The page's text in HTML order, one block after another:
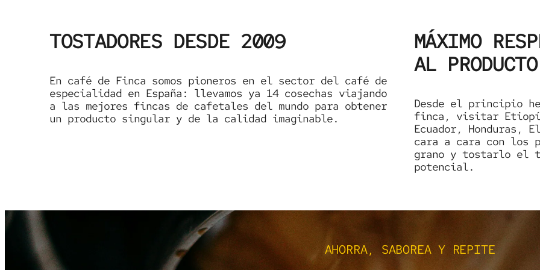
TOSTADORES DESDE 2009
En café de Finca somos pioneros en el sector del café de
especialidad en España: llevamos ya 14 cosechas viajando
a las mejores fincas de cafetales del mundo para obtener
un producto singular y de la calidad imaginable.
MÁXIMO
AL PRODUCTO
Desde el principio
finca, visitar
Ecuador, Honduras,
cara a cara con los
grano y tostarlo el
potencial.
AHORRA, SABOREA Y REPITE